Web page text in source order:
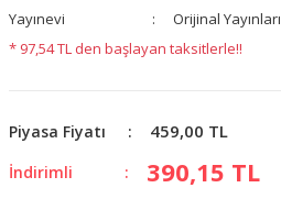
Yayınevi
Orijinal Yayınları
* 97,54 TL den başlayan taksitlerle!!
Piyasa Fiyatı 459,00 TL
İndirimli 390,15 TL